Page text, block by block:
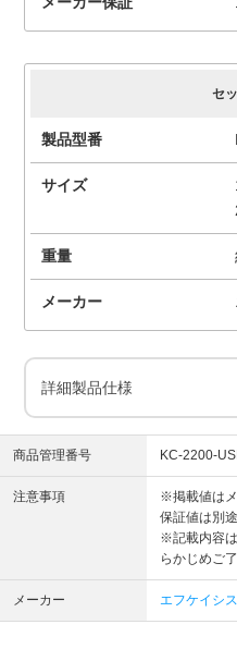
セ
製品型番
サイズ
重量
メーカー
詳細製品仕様
商品管理番号 KC-2200-
注意事項
※掲載値はメ
保証値は別
※記載内容
らかじめご
メーカー エフケイシ